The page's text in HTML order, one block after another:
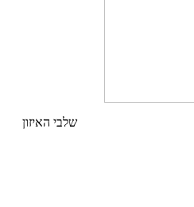
שלבי האיזון